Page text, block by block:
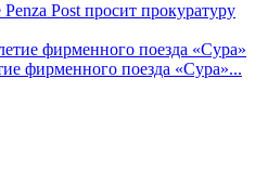
Post просит прокуратуру
фирменного поезда «Сура»...